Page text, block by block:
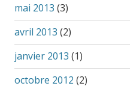
mai 2013 (3)
avril 2013 (2)
janvier 2013 (1)
octobre 2012 (2)